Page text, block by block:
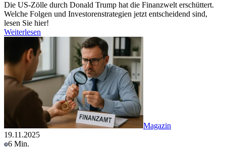
Die US-Zölle durch Donald Trump hat die Finanzwelt erschüttert.
Welche Folgen und Investorenstrategien jetzt entscheidend sind,
lesen Sie hier!
Weiterlesen
Magazin
19.11.2025
6 Min.